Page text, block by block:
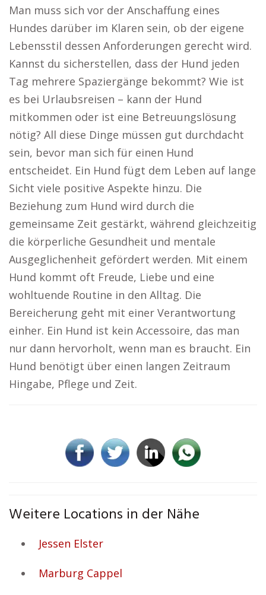
Man muss sich vor der Anschaffung eines
Hundes darüber im Klaren sein, ob der eigene
Lebensstil dessen Anforderungen gerecht wird.
Kannst du sicherstellen, dass der Hund jeden
Tag mehrere Spaziergänge bekommt? Wie ist
es bei Urlaubsreisen – kann der Hund
mitkommen oder ist eine Betreuungslösung
nötig? All diese Dinge müssen gut durchdacht
sein, bevor man sich für einen Hund
entscheidet. Ein Hund fügt dem Leben auf lange
Sicht viele positive Aspekte hinzu. Die
Beziehung zum Hund wird durch die
gemeinsame Zeit gestärkt, während gleichzeitig
die körperliche Gesundheit und mentale
Ausgeglichenheit gefördert werden. Mit einem
Hund kommt oft Freude, Liebe und eine
wohltuende Routine in den Alltag. Die
Bereicherung geht mit einer Verantwortung
einher. Ein Hund ist kein Accessoire, das man
nur dann hervorholt, wenn man es braucht. Ein
Hund benötigt über einen langen Zeitraum
Hingabe, Pflege und Zeit.
Weitere Locations in der Nähe
Jessen Elster
Marburg Cappel